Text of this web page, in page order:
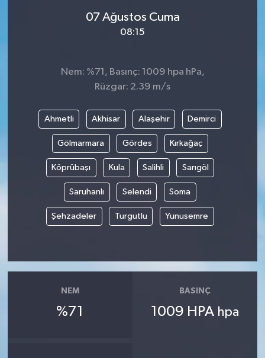
07 Ağustos Cuma
08:15
Nem: %71, Basınç: 1009 hpa hPa,
Rüzgar: 2.39 m/s
Ahmetli Akhisar Alaşehir Demirci
Gölmarmara Gördes Kırkağaç
Köprübaşı Kula Salihli Sarıgöl
Saruhanlı Selendi Soma
Şehzadeler Turgutlu Yunusemre
NEM
%71
BASINÇ
1009 HPA hpa